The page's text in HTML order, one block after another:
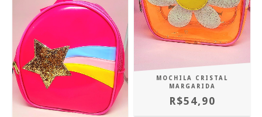
MOCHILA CRISTAL
MARGARIDA
R$54,90